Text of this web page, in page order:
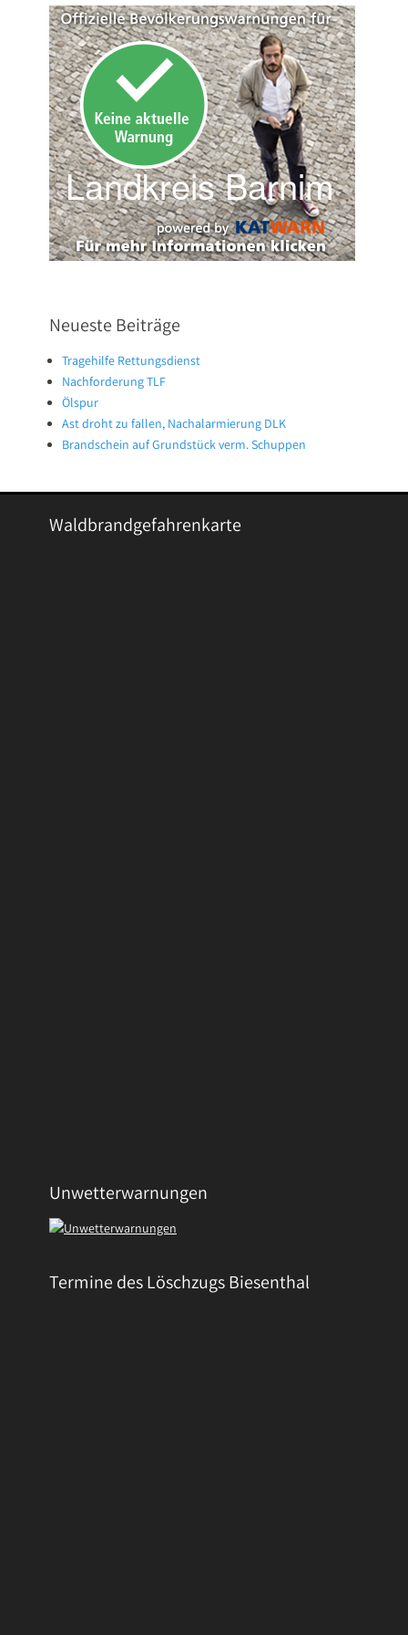
Neueste Beiträge
Tragehilfe Rettungsdienst
Nachforderung TLF
Ölspur
Ast droht zu fallen, Nachalarmierung DLK
Brandschein auf Grundstück verm. Schuppen
Waldbrandgefahrenkarte
Unwetterwarnungen
Termine des Löschzugs Biesenthal